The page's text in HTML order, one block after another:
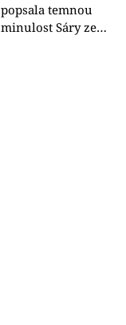
popsala temnou
minulost Sáry ze